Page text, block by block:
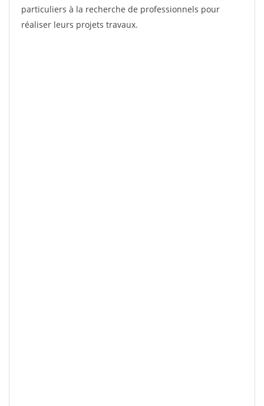
particuliers à la recherche de professionnels pour
réaliser leurs projets travaux.